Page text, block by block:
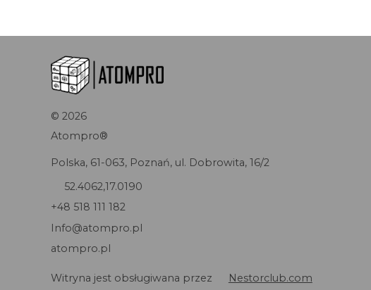
© 2026
Atompro®
Polska, 61-063, Poznań, ul. Dobrowita, 16/2
52.4062,17.0190
+48 518 111 182
Info@atompro.pl
atompro.pl
Witryna jest obsługiwana przez Nestorclub.com